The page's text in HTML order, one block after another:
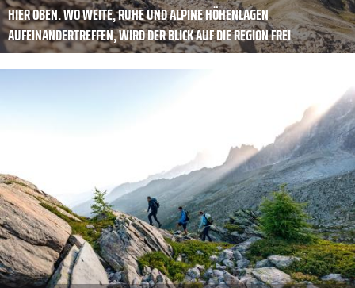
HIER OBEN. WO WEITE, RUHE UND ALPINE HÖHENLAGEN
AUFEINANDERTREFFEN, WIRD DER BLICK AUF DIE REGION FREI